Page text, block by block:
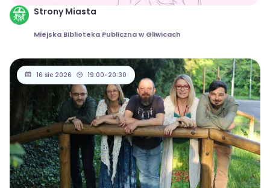
Strony Miasta
Miejska Biblioteka Publiczna w Gliwicach
16 sie 2026 19:00-20:30